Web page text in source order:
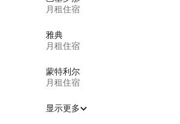
月租住宿
雅典
月租住宿
蒙特利尔
月租住宿
显示更多